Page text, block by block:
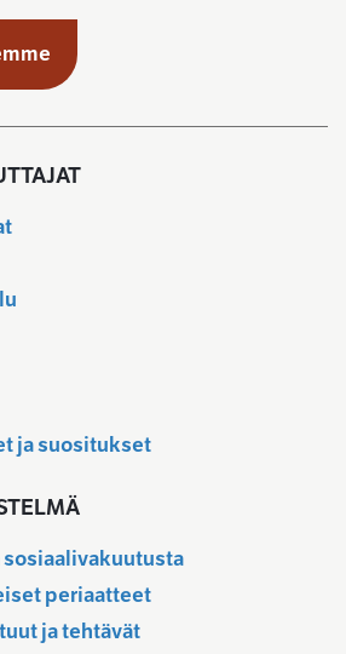
ja suositukset
sosiaalivakuutusta
periaatteet
ja tehtävät